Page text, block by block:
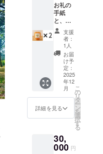
お礼の
手紙
と、こ
のプロ
ジェク
トで制
作する
オレン
ジせっ
けんを
「2つ」
提供し
ます。
【商品
説明】
サイ
1cm³ 内
容量
支援
者：
1人
お届
け予
定：
2025
年12
月
詳細を見る
こ
の
リ
タ
ー
ン
を
選
択
す
る
30,
000 円